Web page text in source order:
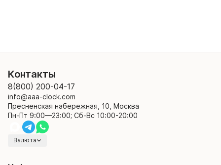
Контакты
8(800) 200-04-17
info@aaa-clock.com
Пресненская набережная, 10, Москва
Пн-Пт 9:00—23:00; Сб-Вс 10:00-20:00
Валюта